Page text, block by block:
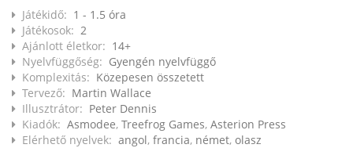
Játékidő: 1 - 1.5 óra
Játékosok: 2
Ajánlott életkor: 14+
Nyelvfüggőség: Gyengén nyelvfüggő
Komplexitás: Közepesen összetett
Tervező: Martin Wallace
Illusztrátor: Peter Dennis
Kiadók: Asmodee, Treefrog Games, Asterion Press
Elérhető nyelvek: angol, francia, német, olasz